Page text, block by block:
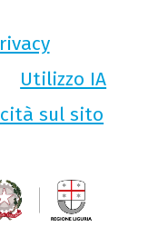
Utilizzo IA
sul sito